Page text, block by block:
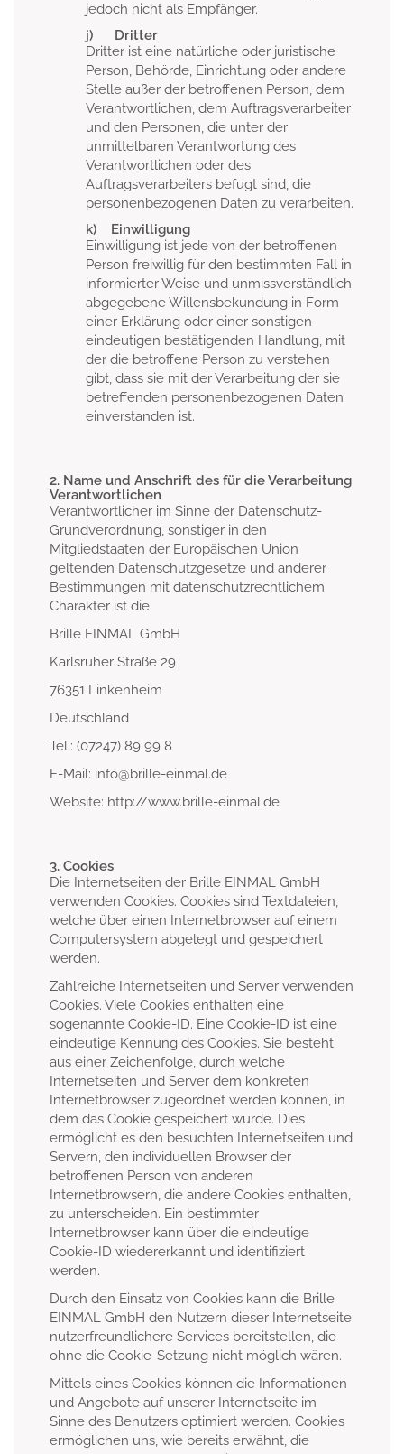
jedoch nicht als Empfänger.
j) Dritter
Dritter ist eine natürliche oder juristische
Person, Behörde, Einrichtung oder andere
Stelle außer der betroffenen Person, dem
Verantwortlichen, dem Auftragsverarbeiter
und den Personen, die unter der
unmittelbaren Verantwortung des
Verantwortlichen oder des
Auftragsverarbeiters befugt sind, die
personenbezogenen Daten zu verarbeiten.
k) Einwilligung
Einwilligung ist jede von der betroffenen
Person freiwillig für den bestimmten Fall in
informierter Weise und unmissverständlich
abgegebene Willensbekundung in Form
einer Erklärung oder einer sonstigen
eindeutigen bestätigenden Handlung, mit
der die betroffene Person zu verstehen
gibt, dass sie mit der Verarbeitung der sie
betreffenden personenbezogenen Daten
einverstanden ist.
2. Name und Anschrift des für die Verarbeitung
Verantwortlichen
Verantwortlicher im Sinne der Datenschutz-
Grundverordnung, sonstiger in den
Mitgliedstaaten der Europäischen Union
geltenden Datenschutzgesetze und anderer
Bestimmungen mit datenschutzrechtlichem
Charakter ist die:
Brille EINMAL GmbH
Karlsruher Straße 29
76351 Linkenheim
Deutschland
Tel.: (07247) 89 99 8
E-Mail: info@brille-einmal.de
Website: http://www.brille-einmal.de
3. Cookies
Die Internetseiten der Brille EINMAL GmbH
verwenden Cookies. Cookies sind Textdateien,
welche über einen Internetbrowser auf einem
Computersystem abgelegt und gespeichert
werden.
Zahlreiche Internetseiten und Server verwenden
Cookies. Viele Cookies enthalten eine
sogenannte Cookie-ID. Eine Cookie-ID ist eine
eindeutige Kennung des Cookies. Sie besteht
aus einer Zeichenfolge, durch welche
Internetseiten und Server dem konkreten
Internetbrowser zugeordnet werden können, in
dem das Cookie gespeichert wurde. Dies
ermöglicht es den besuchten Internetseiten und
Servern, den individuellen Browser der
betroffenen Person von anderen
Internetbrowsern, die andere Cookies enthalten,
zu unterscheiden. Ein bestimmter
Internetbrowser kann über die eindeutige
Cookie-ID wiedererkannt und identifiziert
werden.
Durch den Einsatz von Cookies kann die Brille
EINMAL GmbH den Nutzern dieser Internetseite
nutzerfreundlichere Services bereitstellen, die
ohne die Cookie-Setzung nicht möglich wären.
Mittels eines Cookies können die Informationen
und Angebote auf unserer Internetseite im
Sinne des Benutzers optimiert werden. Cookies
ermöglichen uns, wie bereits erwähnt, die